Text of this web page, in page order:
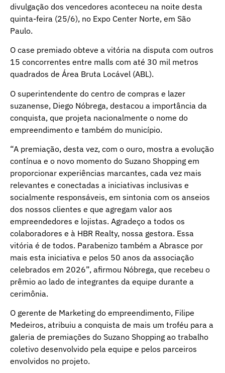
divulgação dos vencedores aconteceu na noite desta
quinta-feira (25/6), no Expo Center Norte, em São
Paulo.
O case premiado obteve a vitória na disputa com outros
15 concorrentes entre malls com até 30 mil metros
quadrados de Área Bruta Locável (ABL).
O superintendente do centro de compras e lazer
suzanense, Diego Nóbrega, destacou a importância da
conquista, que projeta nacionalmente o nome do
empreendimento e também do município.
“A premiação, desta vez, com o ouro, mostra a evolução
contínua e o novo momento do Suzano Shopping em
proporcionar experiências marcantes, cada vez mais
relevantes e conectadas a iniciativas inclusivas e
socialmente responsáveis, em sintonia com os anseios
dos nossos clientes e que agregam valor aos
empreendedores e lojistas. Agradeço a todos os
colaboradores e à HBR Realty, nossa gestora. Essa
vitória é de todos. Parabenizo também a Abrasce por
mais esta iniciativa e pelos 50 anos da associação
celebrados em 2026”, afirmou Nóbrega, que recebeu o
prêmio ao lado de integrantes da equipe durante a
cerimônia.
O gerente de Marketing do empreendimento, Filipe
Medeiros, atribuiu a conquista de mais um troféu para a
galeria de premiações do Suzano Shopping ao trabalho
coletivo desenvolvido pela equipe e pelos parceiros
envolvidos no projeto.